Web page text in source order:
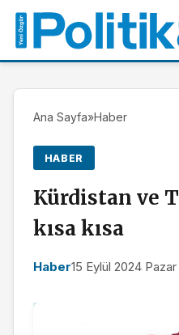
Ana Sayfa»Haber
HABER
Kürdistan ve
kısa kısa
Haber15 Eylül 2024